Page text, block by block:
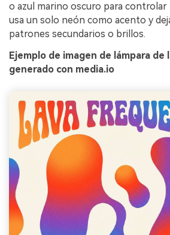
o azul marino oscuro para controlar
usa un solo neón como acento y
patrones secundarios o brillos.
Ejemplo de imagen de lámpara de
generado con media.io